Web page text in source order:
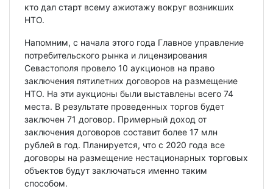
кто дал старт всему ажиотажу вокруг возникших
НТО.
Напомним, с начала этого года Главное управление
потребительского рынка и лицензирования
Севастополя провело 10 аукционов на право
заключения пятилетних договоров на размещение
НТО. На эти аукционы были выставлены всего 74
места. В результате проведенных торгов будет
заключен 71 договор. Примерный доход от
заключения договоров составит более 17 млн
рублей в год. Планируется, что с 2020 года все
договоры на размещение нестационарных торговых
объектов будут заключаться именно таким
способом.